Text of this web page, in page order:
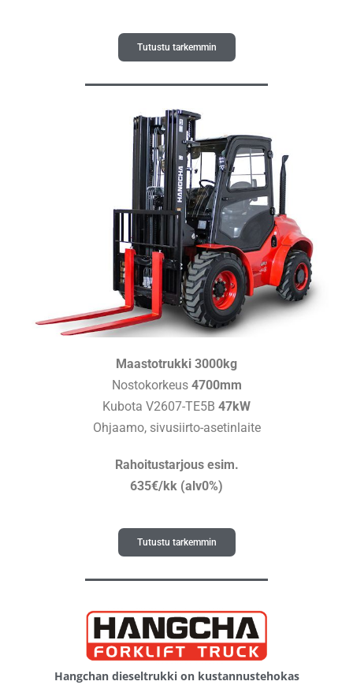
Tutustu tarkemmin
Maastotrukki 3000kg
Nostokorkeus 4700mm
Kubota V2607-TE5B 47kW
Ohjaamo, sivusiirto-asetinlaite
Rahoitustarjous esim.
635€/kk (alv0%)
Tutustu tarkemmin
Hangchan dieseltrukki on kustannustehokas